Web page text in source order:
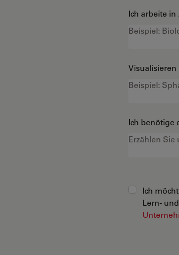
Ich arbeite in
Visualisieren
Ich benötige
Ich
Lern-